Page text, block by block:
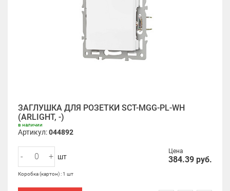
ЗАГЛУШКА ДЛЯ РОЗЕТКИ SCT-MGG-PL-WH
(ARLIGHT, -)
в наличии
Артикул:044892
Цена
384.39 руб.
- + шт
Коробка (картон) : 1 шт